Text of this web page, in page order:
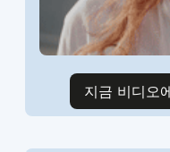
지금 비디오